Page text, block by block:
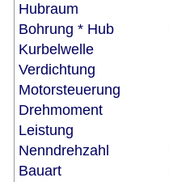
Hubraum
Bohrung * Hub
Kurbelwelle
Verdichtung
Motorsteuerung
Drehmoment
Leistung
Nenndrehzahl
Bauart